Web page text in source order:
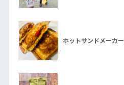
ホットサンドメーカ